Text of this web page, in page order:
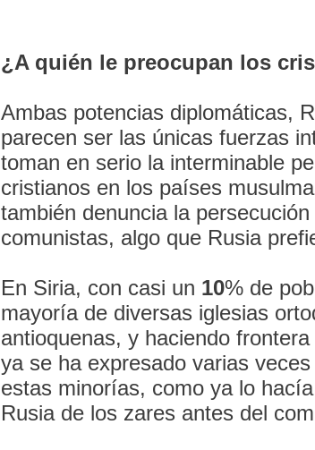
¿A quién le preocupan los
Ambas potencias diplomáticas,
parecen ser las únicas fuerzas
toman en serio la interminable
cristianos en los países
también denuncia la
comunistas, algo que Rusia
En Siria, con casi un 10% de
mayoría de diversas iglesias
antioquenas, y haciendo
ya se ha expresado varias
estas minorías, como ya lo
Rusia de los zares antes del